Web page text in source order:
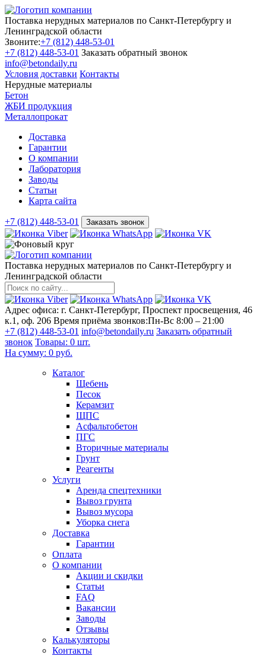
Поставка нерудных материалов по Санкт-Петербургу и
Ленинградской области
Звоните:+7 (812) 448-53-01
+7 (812) 448-53-01 Заказать обратный звонок
info@betondaily.ru
Условия доставки Контакты
Нерудные материалы
Бетон
ЖБИ продукция
Металлопрокат
Доставка
Гарантии
О компании
Лаборатория
Заводы
Статьи
Карта сайта
+7 (812) 448-53-01 Заказать звонок
Поставка нерудных материалов по Санкт-Петербургу и
Ленинградской области
Адрес офиса: г. Санкт-Петербург, Проспект просвещения, 46
к.1, оф. 206 Время приёма звонков:Пн-Вс 8:00 – 21:00
+7 (812) 448-53-01 info@betondaily.ru Заказать обратный
звонок Товары: 0 шт.
На сумму: 0 руб.
Каталог
Щебень
Песок
Керамзит
ЩПС
Асфальтобетон
ПГС
Вторичные материалы
Грунт
Реагенты
Услуги
Аренда спецтехники
Вывоз грунта
Вывоз мусора
Уборка снега
Доставка
Гарантии
Оплата
О компании
Акции и скидки
Статьи
FAQ
Вакансии
Заводы
Отзывы
Калькуляторы
Контакты